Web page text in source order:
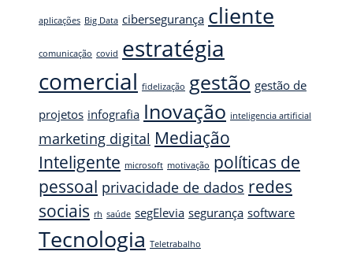
aplicações Big Data cibersegurança cliente
comunicação covid estratégia
comercial fidelização gestão gestão de
projetos infografia Inovação inteligencia artificial
marketing digital Mediação
Inteligente microsoft motivação políticas de
pessoal privacidade de dados redes
sociais rh saúde segElevia segurança software
Tecnologia Teletrabalho